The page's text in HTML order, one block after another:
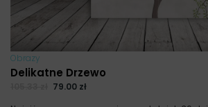
Obrazy
Delikatne Drzewo
79.00 zł